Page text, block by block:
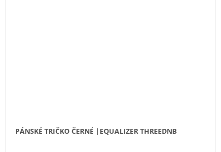
PÁNSKÉ TRIČKO ČERNÉ |EQUALIZER THREEDNB